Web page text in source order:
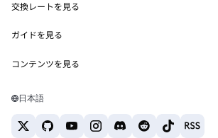
MetaMask Connect
Snaps
Web3サービス
セキュリティ
サポート
キャリア
お問い合わせ
イーサリアムの価格
Solanaの価格
Tetherの価格
交換レートを見る
ETH→USD
USDT→INR
BTC→INR
ETH→USDT
ガイドを見る
ETHの購入
USDTの購入
コンテンツを見る
Solanaウォレット
日本語